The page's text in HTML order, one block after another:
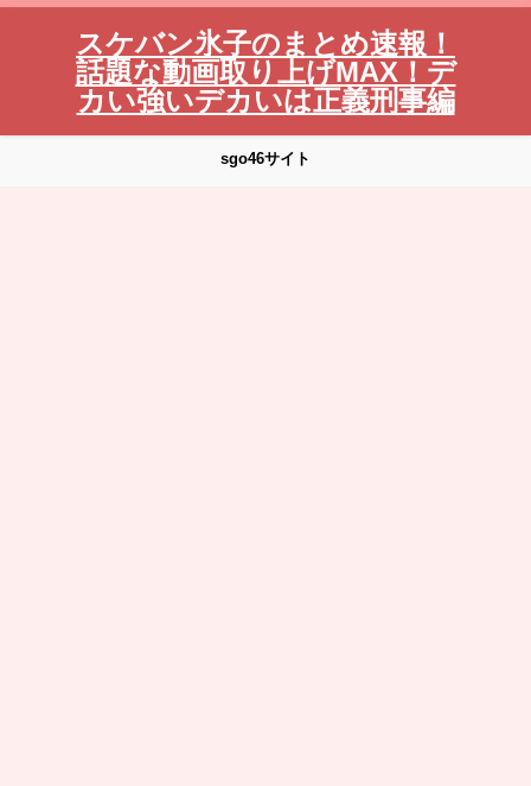
スケバン氷子のまとめ速報！
話題な動画取り上げMAX！デ
カい強いデカいは正義刑事編
sgo46サイト